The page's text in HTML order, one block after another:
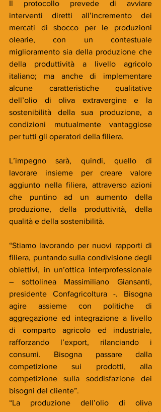
Il protocollo prevede di avviare
interventi diretti all’incremento dei
mercati di sbocco per le produzioni
olearie, con un contestuale
miglioramento sia della produzione che
della produttività a livello agricolo
italiano; ma anche di implementare
alcune caratteristiche qualitative
dell’olio di oliva extravergine e la
sostenibilità della sua produzione, a
condizioni mutualmente vantaggiose
per tutti gli operatori della filiera.
L’impegno sarà, quindi, quello di
lavorare insieme per creare valore
aggiunto nella filiera, attraverso azioni
che puntino ad un aumento della
produzione, della produttività, della
qualità e della sostenibilità.
“Stiamo lavorando per nuovi rapporti di
filiera, puntando sulla condivisione degli
obiettivi, in un’ottica interprofessionale
– sottolinea Massimiliano Giansanti,
presidente Confagricoltura -. Bisogna
agire assieme con politiche di
aggregazione ed integrazione a livello
di comparto agricolo ed industriale,
rafforzando l’export, rilanciando i
consumi. Bisogna passare dalla
competizione sui prodotti, alla
competizione sulla soddisfazione dei
bisogni del cliente”.
“La produzione dell’olio di oliva